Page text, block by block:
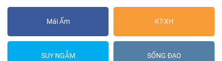
Mái Ấm KT-XH
SUY NGẪM SỐNG ĐẠO